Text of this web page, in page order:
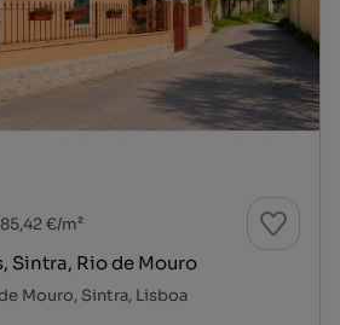
€/m²
Sintra, Rio de Mouro
Mouro, Sintra, Lisboa